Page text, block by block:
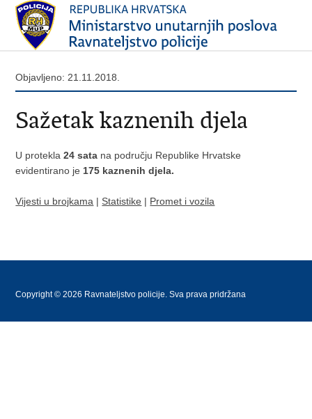
Objavljeno: 21.11.2018.
Sažetak kaznenih djela
U protekla24 sata na području Republike Hrvatske
evidentirano je 175 kaznenih djela.
Vijesti u brojkama | Statistike | Promet i vozila
Copyright © 2026 Ravnateljstvo policije. Sva prava pridržana